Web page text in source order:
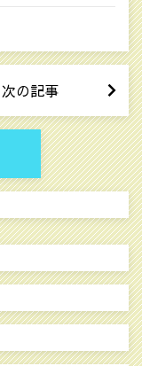
次の記事